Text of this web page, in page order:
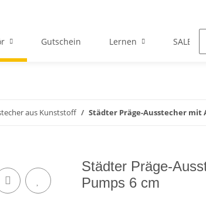
Gutschein Lernen SALE
aus Kunststoff Städter Präge-Ausstecher mit
Städter Präge-
Pumps 6 cm